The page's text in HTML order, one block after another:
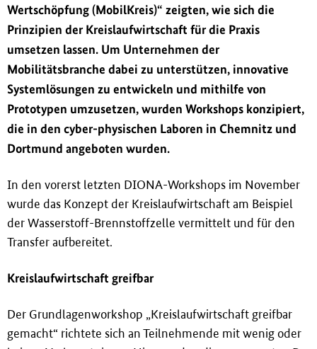
Wertschöpfung (MobilKreis)“ zeigten, wie sich die
Prinzipien der Kreislaufwirtschaft für die Praxis
umsetzen lassen. Um Unternehmen der
Mobilitätsbranche dabei zu unterstützen, innovative
Systemlösungen zu entwickeln und mithilfe von
Prototypen umzusetzen, wurden Workshops konzipiert,
die in den cyber-physischen Laboren in Chemnitz und
Dortmund angeboten wurden.
In den vorerst letzten DIONA-Workshops im November
wurde das Konzept der Kreislaufwirtschaft am Beispiel
der Wasserstoff-Brennstoffzelle vermittelt und für den
Transfer aufbereitet.
Kreislaufwirtschaft greifbar
Der Grundlagenworkshop „Kreislaufwirtschaft greifbar
gemacht“ richtete sich an Teilnehmende mit wenig oder